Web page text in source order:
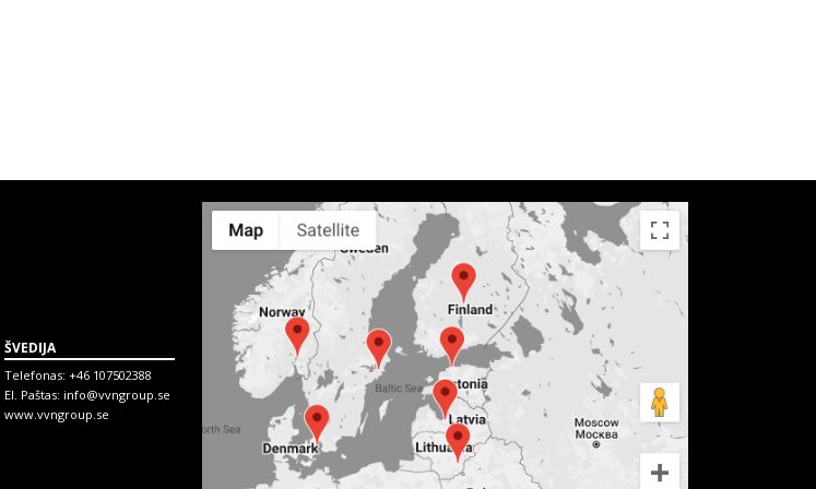
ŠVEDIJA
Telefonas: +46 107502388
El. Paštas: info@vvngroup.se
www.vvngroup.se